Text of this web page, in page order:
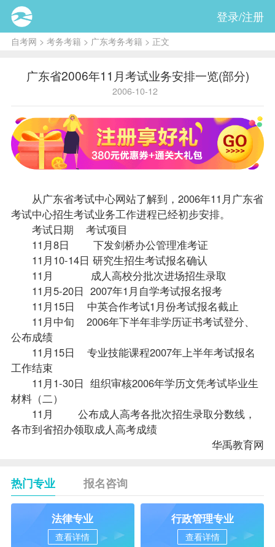
登录/注册
自考网 > 考务考籍 > 广东考务考籍 > 正文
广东省2006年11月考试业务安排一览(部分)
2006-10-12
从广东省考试中心网站了解到，2006年11月广东省
考试中心招生考试业务工作进程已经初步安排。
考试日期 考试项目
11月8日 下发剑桥办公管理准考证
11月10-14日 研究生招生考试报名确认
11月 成人高校分批次进场招生录取
11月5-20日 2007年1月自学考试报名报考
11月15日 中英合作考试1月份考试报名截止
11月中旬 2006年下半年非学历证书考试登分、
公布成绩
11月15日 专业技能课程2007年上半年考试报名
工作结束
11月1-30日 组织审核2006年学历文凭考试毕业生
材料（二）
11月 公布成人高考各批次招生录取分数线，
各市到省招办领取成人高考成绩
华禹教育网
热门专业 报名咨询
法律专业
查看详情
行政管理专业
查看详情